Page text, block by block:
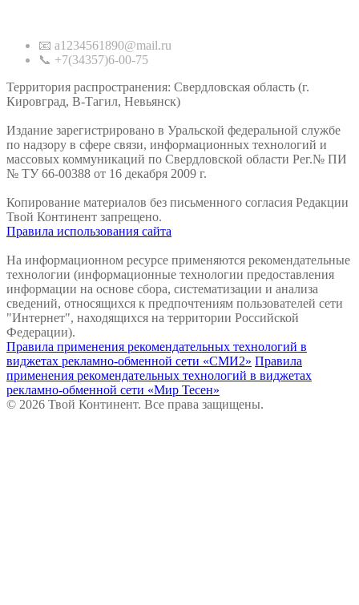
📧 a1234561890@mail.ru
📞 +7(34357)6-00-75
Территория распространения: Свердловская область (г.
Кировград, В-Тагил, Невьянск)
Издание зарегистрировано в Уральской федеральной службе
по надзору в сфере связи, информационных технологий и
массовых коммуникаций по Свердловской области Рег.№ ПИ
№ ТУ 66-00388 от 16 декабря 2009 г.
Копирование материалов без письменного согласия Редакции
Твой Континент запрещено.
Правила использования сайта
На информационном ресурсе применяются рекомендательные
технологии (информационные технологии предоставления
информации на основе сбора, систематизации и анализа
сведений, относящихся к предпочтениям пользователей сети
"Интернет", находящихся на территории Российской
Федерации).
Правила применения рекомендательных технологий в
виджетах рекламно-обменной сети «СМИ2» Правила
применения рекомендательных технологий в виджетах
рекламно-обменной сети «Мир Тесен»
© 2026 Твой Континент. Все права защищены.